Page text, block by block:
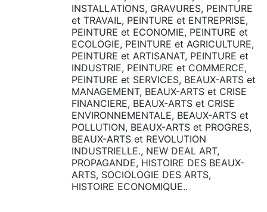
INSTALLATIONS, GRAVURES, PEINTURE
et TRAVAIL, PEINTURE et ENTREPRISE,
PEINTURE et ECONOMIE, PEINTURE et
ECOLOGIE, PEINTURE et AGRICULTURE,
PEINTURE et ARTISANAT, PEINTURE et
INDUSTRIE, PEINTURE et COMMERCE,
PEINTURE et SERVICES, BEAUX-ARTS et
MANAGEMENT, BEAUX-ARTS et CRISE
FINANCIERE, BEAUX-ARTS et CRISE
ENVIRONNEMENTALE, BEAUX-ARTS et
POLLUTION, BEAUX-ARTS et PROGRES,
BEAUX-ARTS et REVOLUTION
INDUSTRIELLE., NEW DEAL ART,
PROPAGANDE, HISTOIRE DES BEAUX-
ARTS, SOCIOLOGIE DES ARTS,
HISTOIRE ECONOMIQUE..